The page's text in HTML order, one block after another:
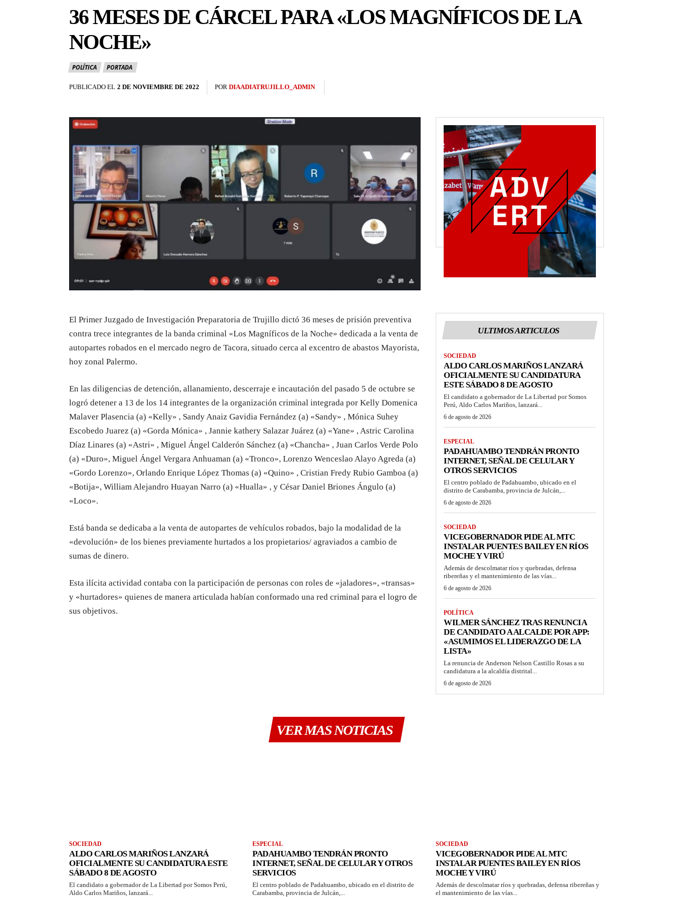
36 MESES DE CÁRCEL PARA «LOS MAGNÍFICOS DE LA
NOCHE»
POLÍTICA PORTADA
PUBLICADO EL 2 DE NOVIEMBRE DE 2022 POR DIAADIATRUJILLO_ADMIN
El Primer Juzgado de Investigación Preparatoria de Trujillo dictó 36 meses de prisión preventiva
contra trece integrantes de la banda criminal «Los Magníficos de la Noche» dedicada a la venta de
autopartes robados en el mercado negro de Tacora, situado cerca al excentro de abastos Mayorista,
hoy zonal Palermo.
En las diligencias de detención, allanamiento, descerraje e incautación del pasado 5 de octubre se
logró detener a 13 de los 14 integrantes de la organización criminal integrada por Kelly Domenica
Malaver Plasencia (a) «Kelly» , Sandy Anaiz Gavidia Fernández (a) «Sandy» , Mónica Suhey
Escobedo Juarez (a) «Gorda Mónica» , Jannie kathery Salazar Juárez (a) «Yane» , Astric Carolina
Díaz Linares (a) «Astri» , Miguel Ángel Calderón Sánchez (a) «Chancha» , Juan Carlos Verde Polo
(a) «Duro», Miguel Ángel Vergara Anhuaman (a) «Tronco», Lorenzo Wenceslao Alayo Agreda (a)
«Gordo Lorenzo», Orlando Enrique López Thomas (a) «Quino» , Cristian Fredy Rubio Gamboa (a)
«Botija», William Alejandro Huayan Narro (a) «Hualla» , y César Daniel Briones Ángulo (a)
«Loco».
Está banda se dedicaba a la venta de autopartes de vehículos robados, bajo la modalidad de la
«devolución» de los bienes previamente hurtados a los propietarios/ agraviados a cambio de
sumas de dinero.
Esta ilícita actividad contaba con la participación de personas con roles de «jaladores», «transas»
y «hurtadores» quienes de manera articulada habían conformado una red criminal para el logro de
sus objetivos.
ULTIMOS ARTICULOS
SOCIEDAD
ALDO CARLOS MARIÑOS LANZARÁ
OFICIALMENTE SU CANDIDATURA
ESTE SÁBADO 8 DE AGOSTO
El candidato a gobernador de La Libertad por Somos
Perú, Aldo Carlos Mariños, lanzará...
6 de agosto de 2026
ESPECIAL
PADAHUAMBO TENDRÁN PRONTO
INTERNET, SEÑAL DE CELULAR Y
OTROS SERVICIOS
El centro poblado de Padahuambo, ubicado en el
distrito de Carabamba, provincia de Julcán,...
6 de agosto de 2026
SOCIEDAD
VICEGOBERNADOR PIDE AL MTC
INSTALAR PUENTES BAILEY EN RÍOS
MOCHE Y VIRÚ
Además de descolmatar ríos y quebradas, defensa
ribereñas y el mantenimiento de las vías...
6 de agosto de 2026
POLÍTICA
WILMER SÁNCHEZ TRAS RENUNCIA
DE CANDIDATO A ALCALDE POR APP:
«ASUMIMOS EL LIDERAZGO DE LA
LISTA»
La renuncia de Anderson Nelson Castillo Rosas a su
candidatura a la alcaldía distrital...
6 de agosto de 2026
VER MAS NOTICIAS
SOCIEDAD
ALDO CARLOS MARIÑOS LANZARÁ
OFICIALMENTE SU CANDIDATURA ESTE
SÁBADO 8 DE AGOSTO
El candidato a gobernador de La Libertad por Somos Perú,
Aldo Carlos Mariños, lanzará...
ESPECIAL
PADAHUAMBO TENDRÁN PRONTO
INTERNET, SEÑAL DE CELULAR Y OTROS
SERVICIOS
El centro poblado de Padahuambo, ubicado en el distrito de
Carabamba, provincia de Julcán,...
SOCIEDAD
VICEGOBERNADOR PIDE AL MTC
INSTALAR PUENTES BAILEY EN RÍOS
MOCHE Y VIRÚ
Además de descolmatar ríos y quebradas, defensa ribereñas y
el mantenimiento de las vías...